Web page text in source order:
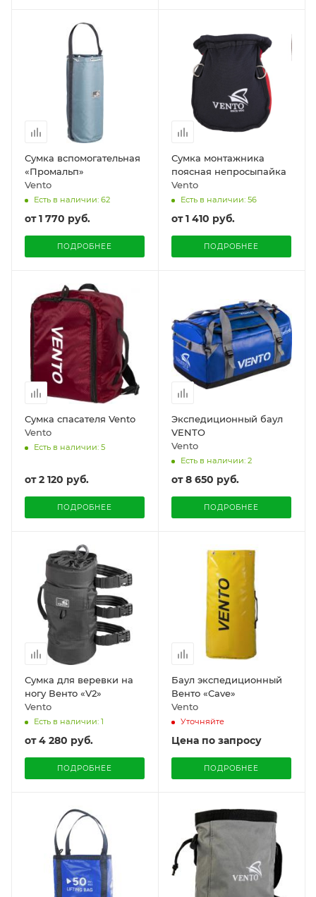
Сумка вспомогательная
«Промальп»
Vento
Есть в наличии: 62
от1 770 руб.
ПОДРОБНЕЕ
Сумка монтажника
поясная непросыпайка
Vento
Есть в наличии: 56
от1 410 руб.
ПОДРОБНЕЕ
Сумка спасателя Vento
Vento
Есть в наличии: 5
от2 120 руб.
ПОДРОБНЕЕ
Экспедиционный баул
VENTO
Vento
Есть в наличии: 2
от8 650 руб.
ПОДРОБНЕЕ
Сумка для веревки на
ногу Венто «V2»
Vento
Есть в наличии: 1
от4 280 руб.
ПОДРОБНЕЕ
Баул экспедиционный
Венто «Cave»
Vento
Уточняйте
Цена по запросу
ПОДРОБНЕЕ